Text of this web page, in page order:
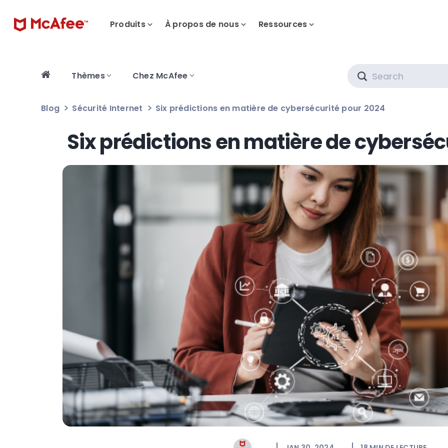
Produits À propos de nous Ressources
Thèmes Chez McAfee
Blog Sécurité Internet Six prédictions en matière de cybersécurité pour 2024
Six prédictions en matière de